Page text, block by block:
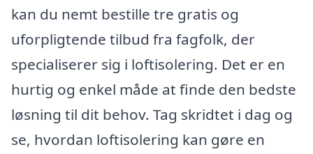
kan du nemt bestille tre gratis og
uforpligtende tilbud fra fagfolk, der
specialiserer sig i loftisolering. Det er en
hurtig og enkel måde at finde den bedste
løsning til dit behov. Tag skridtet i dag og
se, hvordan loftisolering kan gøre en